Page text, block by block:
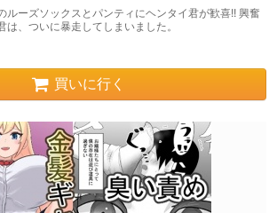
ルーズソックスとパンティにヘンタイ君が歓喜!! 興奮
は、ついに暴走してしまいました。
買いに行く